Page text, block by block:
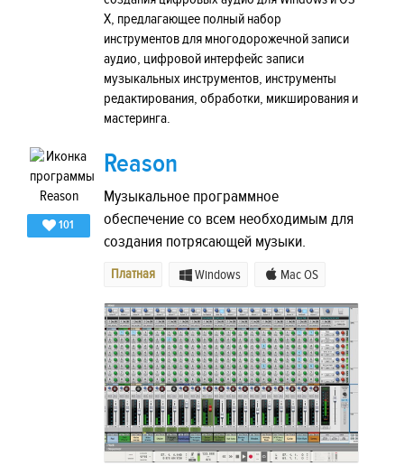
X, предлагающее полный набор
инструментов для многодорожечной записи
аудио, цифровой интерфейс записи
музыкальных инструментов, инструменты
редактирования, обработки, микширования и
мастеринга.
101
Reason
Музыкальное программное
обеспечение со всем необходимым для
создания потрясающей музыки.
Платная Windows Mac OS